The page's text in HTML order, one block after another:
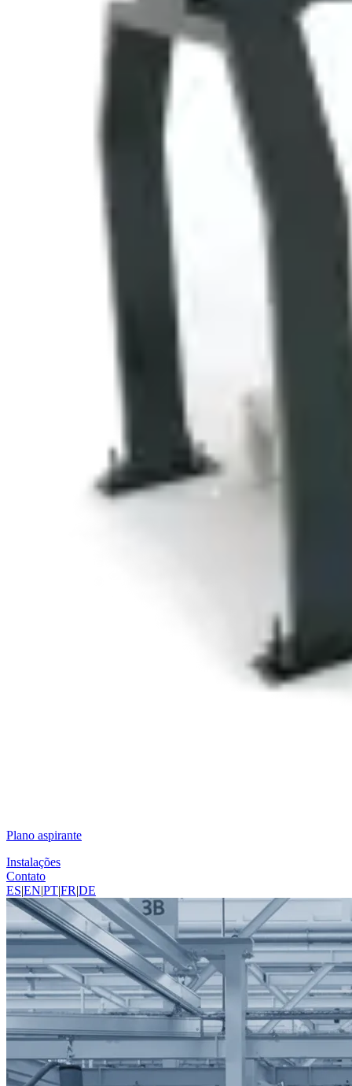
Plano aspirante
Instalações
Contato
ES|EN|PT|FR|DE